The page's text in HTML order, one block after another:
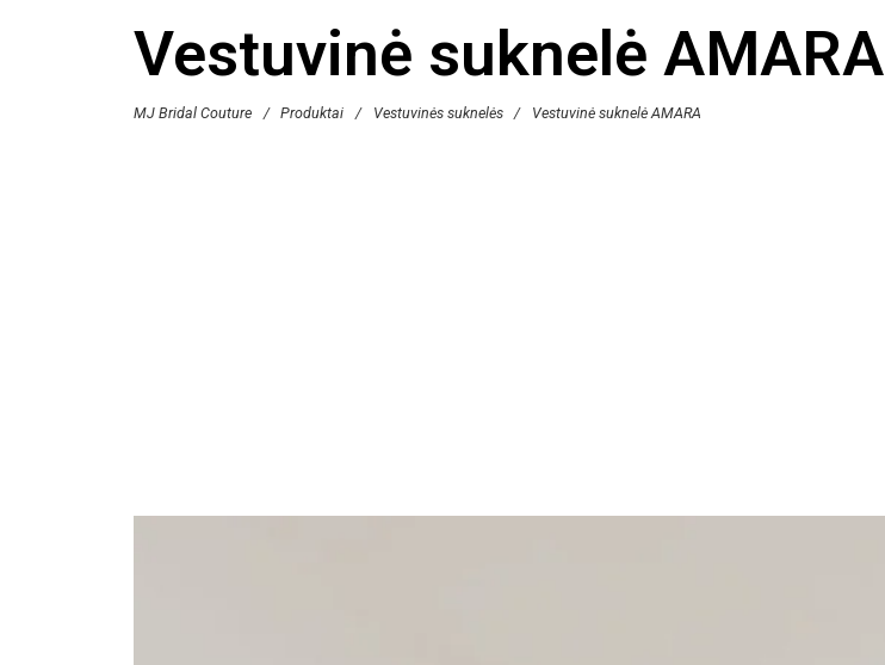
Vestuvinė suknelė AMARA
MJ Bridal Couture / Produktai / Vestuvinės suknelės / Vestuvinė suknelė AMARA